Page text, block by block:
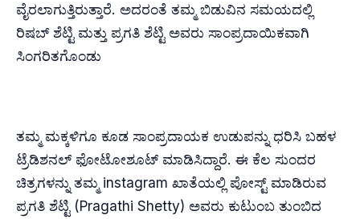
ವೈರಲಾಗುತ್ತಿರುತ್ತಾರೆ. ಅದರಂತೆ ತಮ್ಮ ಬಿಡುವಿನ ಸಮಯದಲ್ಲಿ
ರಿಷಬ್ ಶೆಟ್ಟಿ ಮತ್ತು ಪ್ರಗತಿ ಶೆಟ್ಟಿ ಅವರು ಸಾಂಪ್ರದಾಯಿಕವಾಗಿ
ಸಿಂಗರಿತಗೊಂಡು
ತಮ್ಮ ಮಕ್ಕಳಿಗೂ ಕೂಡ ಸಾಂಪ್ರದಾಯಕ ಉಡುಪನ್ನು ಧರಿಸಿ ಬಹಳ
ಟ್ರೆಡಿಶನಲ್ ಫೋಟೋಶೂಟ್ ಮಾಡಿಸಿದ್ದಾರೆ. ಈ ಕೆಲ ಸುಂದರ
ಚಿತ್ರಗಳನ್ನು ತಮ್ಮ instagram ಖಾತೆಯಲ್ಲಿ ಪೋಸ್ಟ್ ಮಾಡಿರುವ
ಪ್ರಗತಿ ಶೆಟ್ಟಿ (Pragathi Shetty) ಅವರು ಕುಟುಂಬ ತುಂಬಿದ